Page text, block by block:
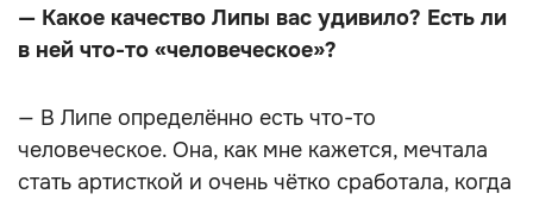
— Какое качество Липы вас удивило? Есть ли
в ней что-то «человеческое»?
— В Липе определённо есть что-то
человеческое. Она, как мне кажется, мечтала
стать артисткой и очень чётко сработала, когда